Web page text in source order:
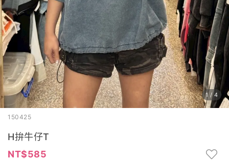
1/4
150425
H拚牛仔T
585